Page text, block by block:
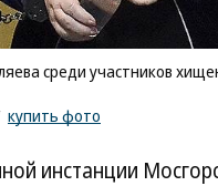
среди участников
купить фото
инстанции